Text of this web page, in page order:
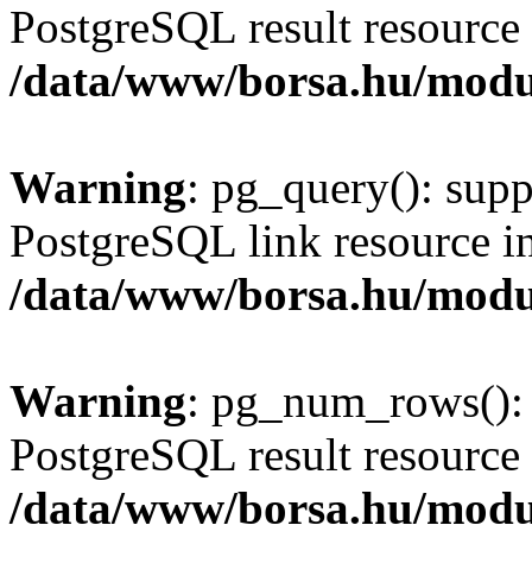
PostgreSQL result
/data/www/borsa.hu/
Warning: pg_query():
PostgreSQL link resource
/data/www/borsa.hu/
Warning:
PostgreSQL result
/data/www/borsa.hu/